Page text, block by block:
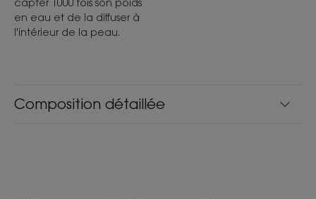
Composition détaillée
en eau et de la diffuser à
l'intérieur de la peau.